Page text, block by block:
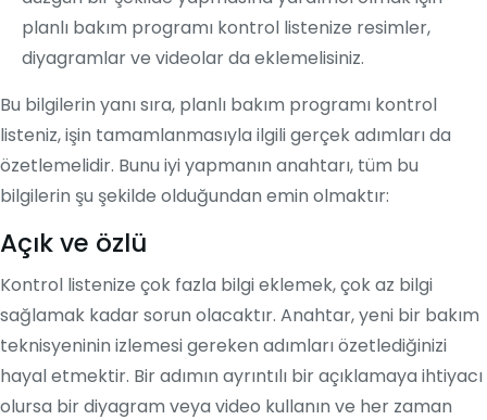
planlı bakım programı kontrol listenize resimler,
diyagramlar ve videolar da eklemelisiniz.
Bu bilgilerin yanı sıra, planlı bakım programı kontrol
listeniz, işin tamamlanmasıyla ilgili gerçek adımları da
özetlemelidir. Bunu iyi yapmanın anahtarı, tüm bu
bilgilerin şu şekilde olduğundan emin olmaktır:
Açık ve özlü
Kontrol listenize çok fazla bilgi eklemek, çok az bilgi
sağlamak kadar sorun olacaktır. Anahtar, yeni bir bakım
teknisyeninin izlemesi gereken adımları özetlediğinizi
hayal etmektir. Bir adımın ayrıntılı bir açıklamaya ihtiyacı
olursa bir diyagram veya video kullanın ve her zaman